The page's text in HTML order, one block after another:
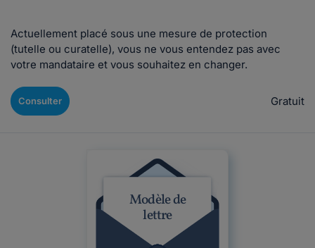
Actuellement placé sous une mesure de protection
(tutelle ou curatelle), vous ne vous entendez pas avec
votre mandataire et vous souhaitez en changer.
Consulter Gratuit
Modèle de
lettre